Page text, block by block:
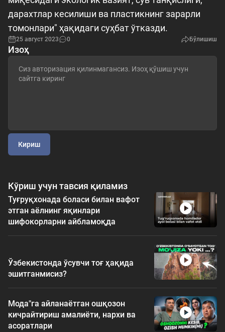
дарахтлар кесилиши ва пластикнинг зарарли
томонлари" ҳақидаги суҳбат ўтказди.
25 август 2023 0 Бўлишиш
Изоҳ
Кириш
Кўриш учун тавсия қиламиз
Туғруқхонада боласи билан вафот
этган аёлнинг яқинлари
шифокорларни айбламоқда
Ўзбекистонда ўсувчи тоғ ҳақида
эшитганмисиз?
Мода"га айланаётган ошқозон
кичрайтириш амалиёти, нархи ва
асоратлари